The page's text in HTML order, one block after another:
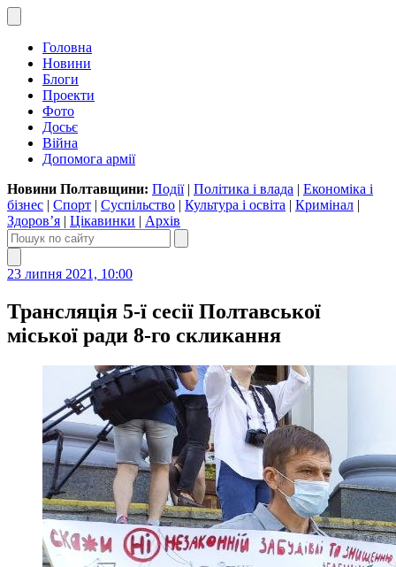
Головна
Новини
Блоги
Проекти
Фото
Досьє
Війна
Допомога армії
Новини Полтавщини: Події| Політика і влада | Економіка і
бізнес | Спорт | Суспільство | Культура і освіта | Кримінал |
Здоров’я | Цікавинки | Архів
23 липня 2021, 10:00
Трансляція 5-ї сесії Полтавської
міської ради 8-го скликання